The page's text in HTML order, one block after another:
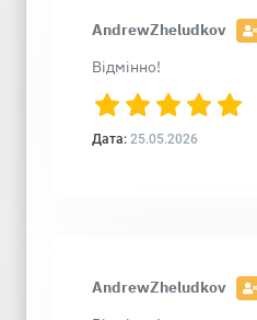
AndrewZheludkov
Відмінно!
Дата: 25.05.2026
AndrewZheludkov